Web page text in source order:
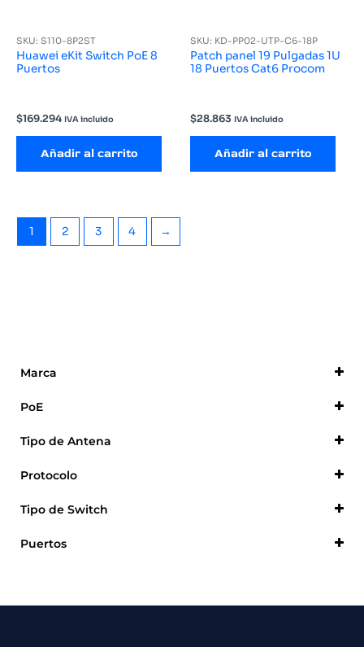
Marca
Huawei
Procom
PoE
Tipo de Antena
Protocolo
Tipo de Switch
Puertos
SKU: S110-8P2ST
Huawei eKit Switch PoE 8
Puertos
$169.294 IVA incluido
Añadir al carrito
SKU: KD-PP02-UTP-C6-18P
Patch panel 19 Pulgadas 1U
18 Puertos Cat6 Procom
$28.863 IVA incluido
Añadir al carrito
1 2 3 4 →